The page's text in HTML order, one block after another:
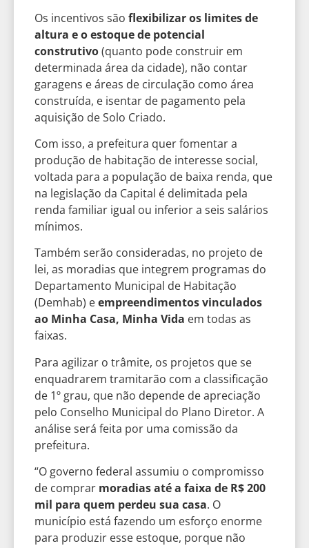
Os incentivos são flexibilizar os limites de
altura e o estoque de potencial
construtivo(quanto pode construir em
determinada área da cidade), não contar
garagens e áreas de circulação como área
construída, e isentar de pagamento pela
aquisição de Solo Criado.
Com isso, a prefeitura quer fomentar a
produção de habitação de interesse social,
voltada para a população de baixa renda, que
na legislação da Capital é delimitada pela
renda familiar igual ou inferior a seis salários
mínimos.
Também serão consideradas, no projeto de
lei, as moradias que integrem programas do
Departamento Municipal de Habitação
(Demhab) eempreendimentos vinculados
ao Minha Casa, Minha Vida em todas as
faixas.
Para agilizar o trâmite, os projetos que se
enquadrarem tramitarão com a classificação
de 1º grau, que não depende de apreciação
pelo Conselho Municipal do Plano Diretor. A
análise será feita por uma comissão da
prefeitura.
“O governo federal assumiu o compromisso
de comprar moradias até a faixa de R$ 200
mil para quem perdeu sua casa. O
município está fazendo um esforço enorme
para produzir esse estoque, porque não